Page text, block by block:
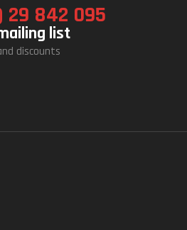
29 842 095
list
discounts